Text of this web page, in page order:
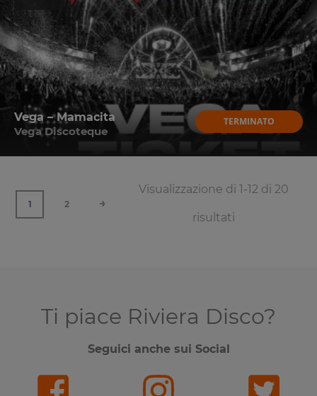
Vega – Mamacita
Vega Discoteque
TERMINATO
1 2 →
Visualizzazione di 1-12 di 20
risultati
Ti piace Riviera Disco?
Seguici anche sui Social